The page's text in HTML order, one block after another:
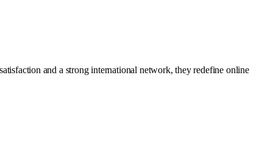
and a strong international network, they redefine online